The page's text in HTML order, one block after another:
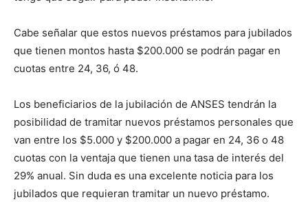
Cabe señalar que estos nuevos préstamos para jubilados
que tienen montos hasta $200.000 se podrán pagar en
cuotas entre 24, 36, ó 48.
Los beneficiarios de la jubilación de ANSES tendrán la
posibilidad de tramitar nuevos préstamos personales que
van entre los $5.000 y $200.000 a pagar en 24, 36 o 48
cuotas con la ventaja que tienen una tasa de interés del
29% anual. Sin duda es una excelente noticia para los
jubilados que requieran tramitar un nuevo préstamo.